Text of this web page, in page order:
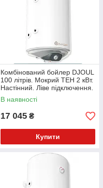
Комбінований бойлер DJOUL
100 літрів. Мокрий ТЕН 2 кВт.
Настінний. Ліве підключення.
WV10046SL
В наявності
17 045 ₴
Купити